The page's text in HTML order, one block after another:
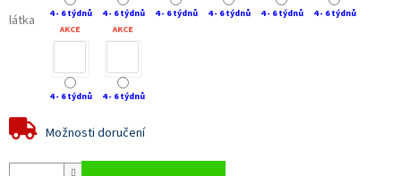
látka 4 - 6 týdnů 4 - 6 týdnů 4 - 6 týdnů 4 - 6 týdnů 4 - 6 týdnů
4 - 6 týdnů
AKCE
4 - 6 týdnů
AKCE
4 - 6 týdnů
Možnosti doručení